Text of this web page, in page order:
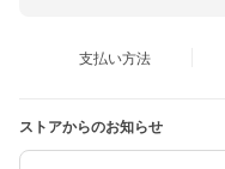
支払い方法
ストアからのお知らせ